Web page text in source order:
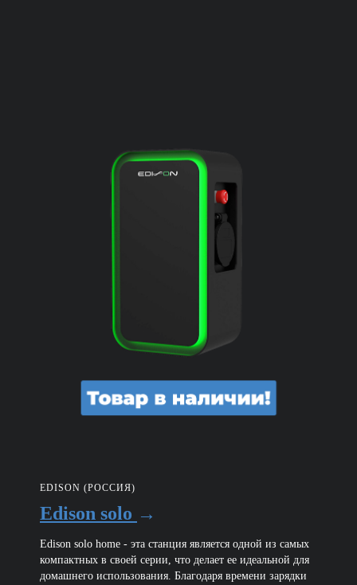
EDISON (РОССИЯ)
Edison solo →
Edison solo home - эта станция является одной из самых
компактных в своей серии, что делает ее идеальной для
домашнего использования. Благодаря времени зарядки